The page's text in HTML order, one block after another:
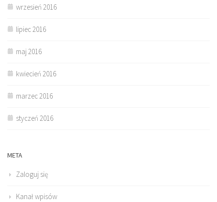
wrzesień 2016
lipiec 2016
maj 2016
kwiecień 2016
marzec 2016
styczeń 2016
META
Zaloguj się
Kanał wpisów